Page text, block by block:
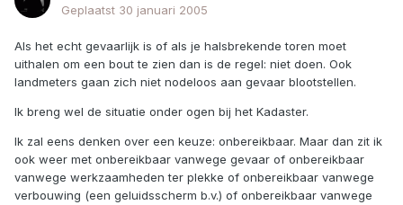
Geplaatst 30 januari 2005
Als het echt gevaarlijk is of als je halsbrekende toren moet
uithalen om een bout te zien dan is de regel: niet doen. Ook
landmeters gaan zich niet nodeloos aan gevaar blootstellen.
Ik breng wel de situatie onder ogen bij het Kadaster.
Ik zal eens denken over een keuze: onbereikbaar. Maar dan zit ik
ook weer met onbereikbaar vanwege gevaar of onbereikbaar
vanwege werkzaamheden ter plekke of onbereikbaar vanwege
verbouwing (een geluidsscherm b.v.) of onbereikbaar vanwege